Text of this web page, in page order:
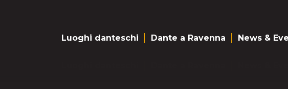
Luoghi danteschi Dante a Ravenna News &